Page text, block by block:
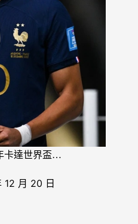
卡達世界盃…
12 月 20 日